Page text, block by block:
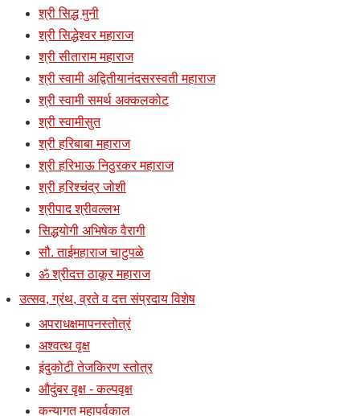
श्री सिद्ध मुनी
श्री सिद्धेश्वर महाराज
श्री सीताराम महाराज
श्री स्वामी अद्वितीयानंदसरस्वती महाराज
श्री स्वामी समर्थ अक्कलकोट
श्री स्वामीसुत
श्री हरिबाबा महाराज
श्री हरिभाऊ निठुरकर महाराज
श्री हरिश्चंद्र जोशी
श्रीपाद श्रीवल्लभ
सिद्धयोगी अभिषेक वैरागी
सौ. ताईमहाराज चाटुपळे
ॐ श्रीदत्त ठाकूर महाराज
उत्सव, ग्रंथ, व्रते व दत्त संप्रदाय विशेष
अपराधक्षमापनस्तोत्रं
अश्वत्थ वृक्ष
इंदुकोटी तेजकिरण स्तोत्र
औदुंबर वृक्ष - कल्पवृक्ष
कन्यागत महापर्वकाल